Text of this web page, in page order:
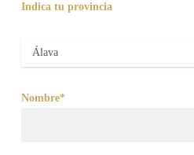
Indica tu provincia
Nombre*